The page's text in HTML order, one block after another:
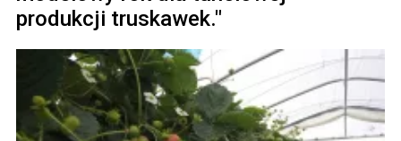
produkcji truskawek."